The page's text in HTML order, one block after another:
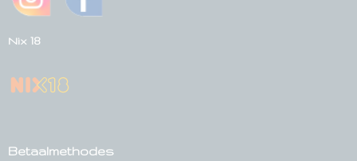
Nix 18
Betaalmethodes